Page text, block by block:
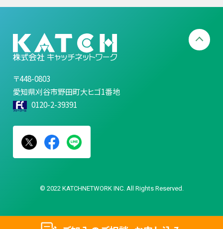
〒448-0803
愛知県刈谷市野田町大ヒゴ1番地
0120-2-39391
© 2022 KATCHNETWORK INC. All Rights Reserved.